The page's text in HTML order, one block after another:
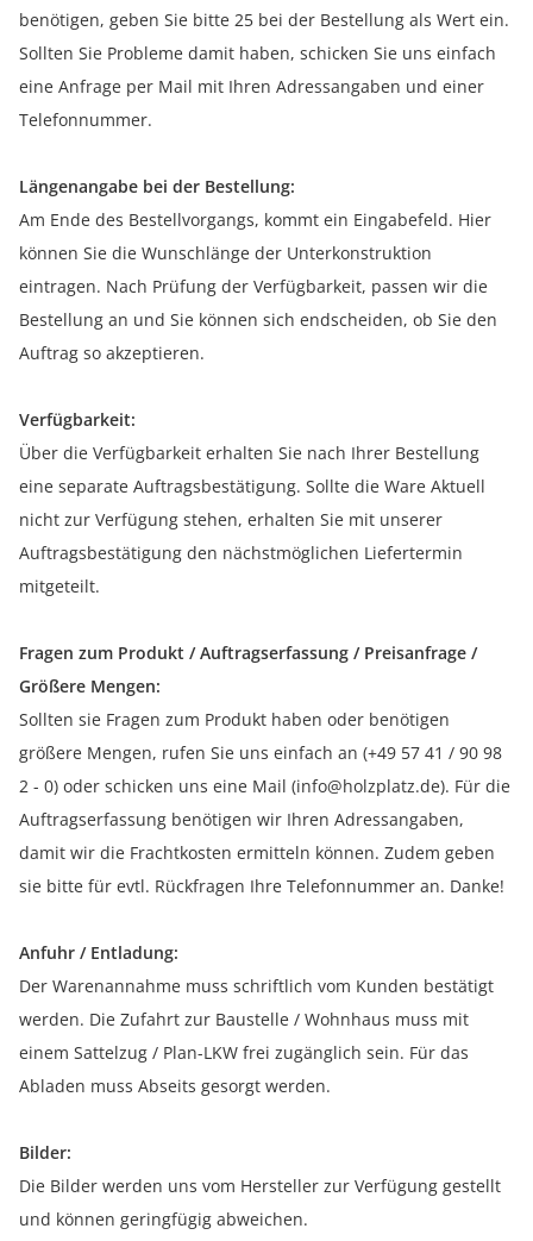
benötigen, geben Sie bitte 25 bei der Bestellung als Wert ein.
Sollten Sie Probleme damit haben, schicken Sie uns einfach
eine Anfrage per Mail mit Ihren Adressangaben und einer
Telefonnummer.
Längenangabe bei der Bestellung:
Am Ende des Bestellvorgangs, kommt ein Eingabefeld. Hier
können Sie die Wunschlänge der Unterkonstruktion
eintragen. Nach Prüfung der Verfügbarkeit, passen wir die
Bestellung an und Sie können sich endscheiden, ob Sie den
Auftrag so akzeptieren.
Verfügbarkeit:
Über die Verfügbarkeit erhalten Sie nach Ihrer Bestellung
eine separate Auftragsbestätigung. Sollte die Ware Aktuell
nicht zur Verfügung stehen, erhalten Sie mit unserer
Auftragsbestätigung den nächstmöglichen Liefertermin
mitgeteilt.
Fragen zum Produkt / Auftragserfassung / Preisanfrage /
Größere Mengen:
Sollten sie Fragen zum Produkt haben oder benötigen
größere Mengen, rufen Sie uns einfach an (+49 57 41 / 90 98
2 - 0) oder schicken uns eine Mail (info@holzplatz.de). Für die
Auftragserfassung benötigen wir Ihren Adressangaben,
damit wir die Frachtkosten ermitteln können. Zudem geben
sie bitte für evtl. Rückfragen Ihre Telefonnummer an. Danke!
Anfuhr / Entladung:
Der Warenannahme muss schriftlich vom Kunden bestätigt
werden. Die Zufahrt zur Baustelle / Wohnhaus muss mit
einem Sattelzug / Plan-LKW frei zugänglich sein. Für das
Abladen muss Abseits gesorgt werden.
Bilder:
Die Bilder werden uns vom Hersteller zur Verfügung gestellt
und können geringfügig abweichen.